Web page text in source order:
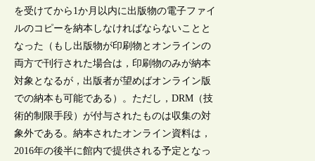
を受けてから1か月以内に出版物の電子ファイ
ルのコピーを納本しなければならないことと
なった（もし出版物が印刷物とオンラインの
両方で刊行された場合は，印刷物のみが納本
対象となるが，出版者が望めばオンライン版
での納本も可能である）。ただし，DRM（技
術的制限手段）が付与されたものは収集の対
象外である。納本されたオンライン資料は，
2016年の後半に館内で提供される予定となっ